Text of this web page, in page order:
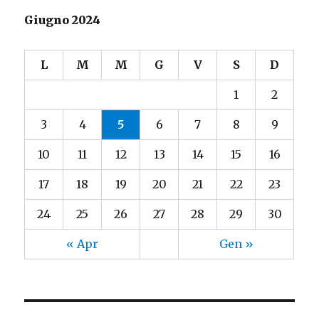
Giugno 2024
L M M G V S D
« Apr Gen »
1 2
3 4 5 6 7 8 9
10 11 12 13 14 15 16
17 18 19 20 21 22 23
24 25 26 27 28 29 30